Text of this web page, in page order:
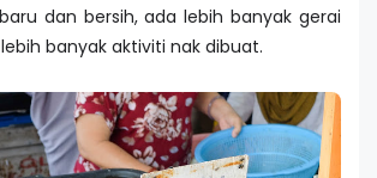
dan bersih, ada lebih banyak gerai
banyak aktiviti nak dibuat.